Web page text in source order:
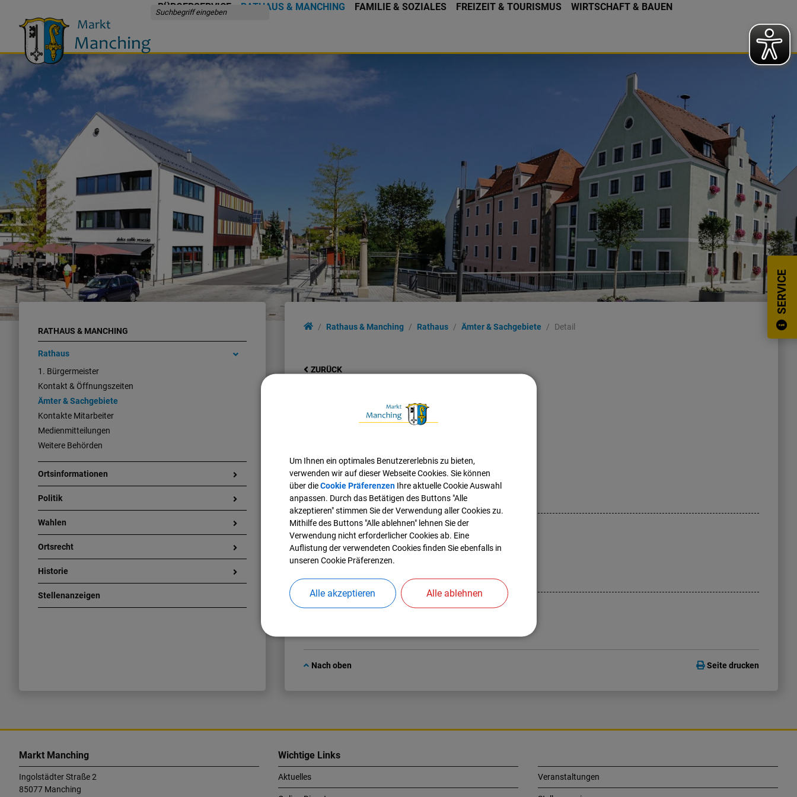
BÜRGERSERVICE RATHAUS & MANCHING FAMILIE & SOZIALES FREIZEIT & TOURISMUS WIRTSCHAFT & BAUEN
SERVICE
RATHAUS & MANCHING
Rathaus
1. Bürgermeister
Kontakt & Öffnungszeiten
Ämter & Sachgebiete
Kontakte Mitarbeiter
Medienmitteilungen
Weitere Behörden
Ortsinformationen
Politik
Wahlen
Ortsrecht
Historie
Stellenanzeigen
Rathaus & Manching Rathaus Ämter & Sachgebiete Detail
ZURÜCK
Kindertagesstätten
Gabi Stempfhuber
Tel.:08459 85-81
E-Mail:gabi.stempfhuber@manching.de
Mitarbeiter*in:
Manuela
Tel.:08459 85-34
Nach oben Seite drucken
Markt Manching
Ingolstädter Straße 2
85077 Manching
Wichtige Links
Aktuelles Veranstaltungen
Um Ihnen ein optimales Benutzererlebnis zu bieten,
verwenden wir auf dieser Webseite Cookies. Sie können
über dieCookie PräferenzenIhre aktuelle Cookie Auswahl
anpassen. Durch das Betätigen des Buttons "Alle
akzeptieren" stimmen Sie der Verwendung aller Cookies zu.
Mithilfe des Buttons "Alle ablehnen" lehnen Sie der
Verwendung nicht erforderlicher Cookies ab. Eine
Auflistung der verwendeten Cookies finden Sie ebenfalls in
unseren Cookie Präferenzen.
Alle akzeptieren Alle ablehnen